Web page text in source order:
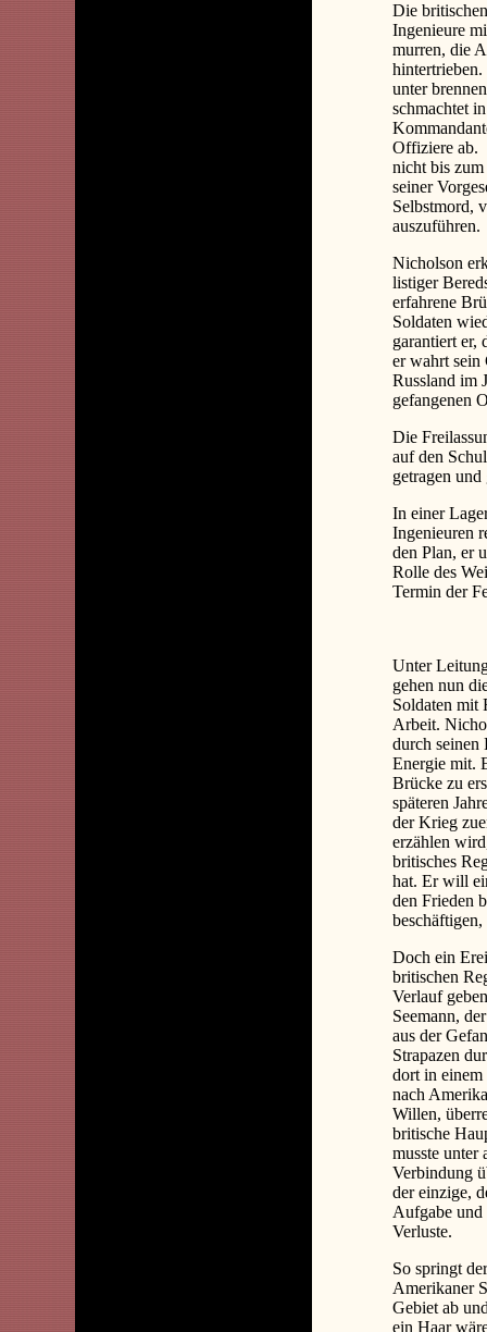
Die
Ingenieure
murren, die
unter
schmachtet
Offiziere ab.
nicht bis
seiner
Selbstmord,
auszuführen.
Nicholson
listiger
erfahrene
Soldaten
garantiert er,
er wahrt sein
Russland im
gefangenen
Die
auf den
getragen und
In einer
Ingenieuren
den Plan, er
Rolle des
Termin der
Unter
gehen nun
Soldaten mit
Arbeit.
durch seinen
Energie mit.
Brücke zu
späteren
der Krieg
erzählen
britisches
hat. Er will
den Frieden
Doch ein
britischen
Verlauf
Seemann,
aus der
Strapazen
dort in einem
nach
Willen,
britische
musste unter
Verbindung
der einzige,
Aufgabe und
Verluste.
So springt
Amerikaner
Gebiet ab
ein Haar